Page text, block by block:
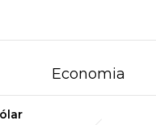
Economia